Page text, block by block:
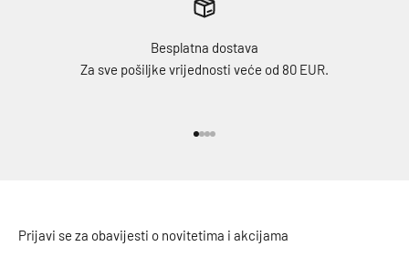
Besplatna dostava
Za sve pošiljke vrijednosti veće od 80 EUR.
Prijavi se za obavijesti o novitetima i akcijama